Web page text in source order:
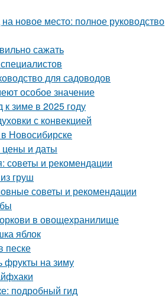
новое место: полное руководство
сажать
для садоводов
особое значение
к зиме в 2025 году
с конвекцией
Новосибирске
цены и даты
советы и рекомендации
груш
советы и рекомендации
в овощехранилище
яблок
песке
фрукты на зиму
подробный гид